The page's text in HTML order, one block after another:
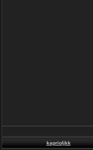
kaprioljkk